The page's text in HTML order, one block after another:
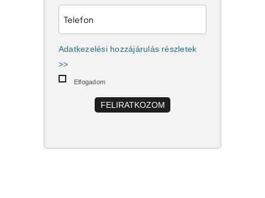
Adatkezelési hozzájárulás részletek
>>
Elfogadom
FELIRATKOZOM